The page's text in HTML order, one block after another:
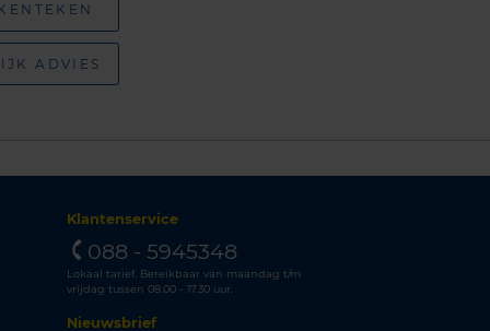
ADVIES
Klantenservice
088 - 5945348
Lokaal tarief. Bereikbaar van maandag t/m
vrijdag tussen 08.00 - 17.30 uur.
Nieuwsbrief